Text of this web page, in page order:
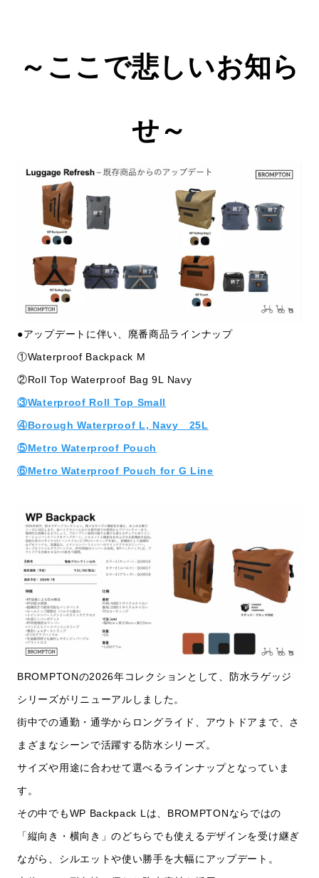
～ここで悲しいお知ら
せ～
●アップデートに伴い、廃番商品ラインナップ
①Waterproof Backpack M
②Roll Top Waterproof Bag 9L Navy
③Waterproof Roll Top Small
④Borough Waterproof L, Navy 25L
⑤Metro Waterproof Pouch
⑥Metro Waterproof Pouch for G Line
BROMPTONの2026年コレクションとして、防水ラゲッジ
シリーズがリニューアルしました。
街中での通勤・通学からロングライド、アウトドアまで、さ
まざまなシーンで活躍する防水シリーズ。
サイズや用途に合わせて選べるラインナップとなっていま
す。
その中でもWP Backpack Lは、BROMPTONならではの
「縦向き・横向き」のどちらでも使えるデザインを受け継ぎ
ながら、シルエットや使い勝手を大幅にアップデート。